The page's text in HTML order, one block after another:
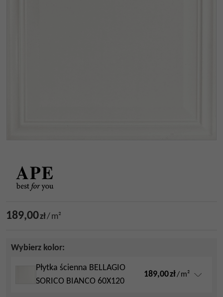
189,00zł/m²
Wybierz kolor:
Płytka ścienna BELLAGIO
SORICO BIANCO 60X120
189,00zł/m²